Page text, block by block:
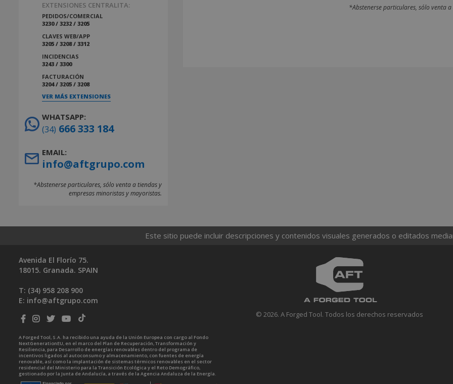
*Abstenerse particulares, sólo venta
EXTENSIONES CENTRALITA:
PEDIDOS/COMERCIAL
3230 / 3232 / 3205
CLAVES WEB/APP
3205 / 3208 / 3312
INCIDENCIAS
3243 / 3300
FACTURACIÓN
3204 / 3205 / 3208
VER MÁS EXTENSIONES
WHATSAPP:
(34) 666 333 184
EMAIL:
info@aftgrupo.com
*Abstenerse particulares, sólo venta a tiendas y
empresas minoristas y mayoristas.
Este sitio puede incluir descripciones y contenidos visuales generados o editados
© 2026. A Forged Tool. Todos los derechos reservados
Avenida El Florío 75.
18015. Granada. SPAIN
T: (34) 958 208 900
E: info@aftgrupo.com
A Forged Tool, S.A. ha recibido una ayuda de la Unión Europea con cargo al Fondo
NextGenerationEU, en el marco del Plan de Recuperación, Transformación y
Resiliencia, para Desarrollo de energías renovables dentro del programa de
incentivos ligados al autoconsumo y almacenamiento, con fuentes de energía
renovable, así como la implantación de sistemas térmicos renovables en el sector
residencial del Ministerio para la Transición Ecológica y el Reto Demográfico,
gestionado por la Junta de Andalucía, a través de la Agencia Andaluza de la Energía.